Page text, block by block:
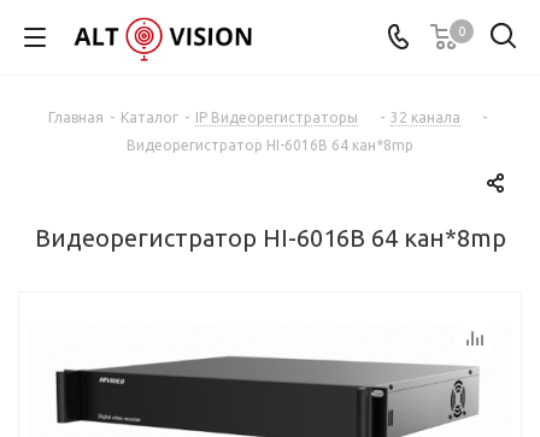
0
Главная - Каталог - IP Видеорегистраторы - 32 канала
-
Видеорегистратор HI-6016B 64 кан*8mp
Видеорегистратор HI-6016B 64 кан*8mp